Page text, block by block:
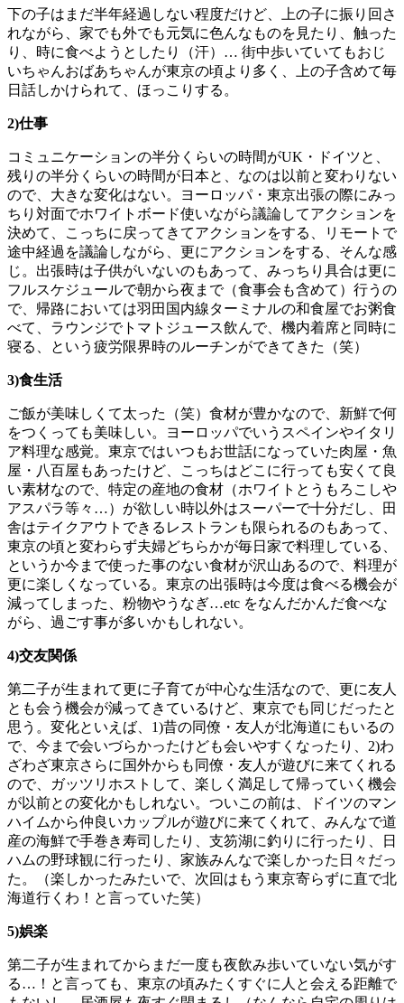
下の子はまだ半年経過しない程度だけど、上の子に振り回さ
れながら、家でも外でも元気に色んなものを見たり、触った
り、時に食べようとしたり（汗）… 街中歩いていてもおじ
いちゃんおばあちゃんが東京の頃より多く、上の子含めて毎
日話しかけられて、ほっこりする。
2)仕事
コミュニケーションの半分くらいの時間がUK・ドイツと、
残りの半分くらいの時間が日本と、なのは以前と変わりない
ので、大きな変化はない。ヨーロッパ・東京出張の際にみっ
ちり対面でホワイトボード使いながら議論してアクションを
決めて、こっちに戻ってきてアクションをする、リモートで
途中経過を議論しながら、更にアクションをする、そんな感
じ。出張時は子供がいないのもあって、みっちり具合は更に
フルスケジュールで朝から夜まで（食事会も含めて）行うの
で、帰路においては羽田国内線ターミナルの和食屋でお粥食
べて、ラウンジでトマトジュース飲んで、機内着席と同時に
寝る、という疲労限界時のルーチンができてきた（笑）
3)食生活
ご飯が美味しくて太った（笑）食材が豊かなので、新鮮で何
をつくっても美味しい。ヨーロッパでいうスペインやイタリ
ア料理な感覚。東京ではいつもお世話になっていた肉屋・魚
屋・八百屋もあったけど、こっちはどこに行っても安くて良
い素材なので、特定の産地の食材（ホワイトとうもろこしや
アスパラ等々…）が欲しい時以外はスーパーで十分だし、田
舎はテイクアウトできるレストランも限られるのもあって、
東京の頃と変わらず夫婦どちらかが毎日家で料理している、
というか今まで使った事のない食材が沢山あるので、料理が
更に楽しくなっている。東京の出張時は今度は食べる機会が
減ってしまった、粉物やうなぎ…etc をなんだかんだ食べな
がら、過ごす事が多いかもしれない。
4)交友関係
第二子が生まれて更に子育てが中心な生活なので、更に友人
とも会う機会が減ってきているけど、東京でも同じだったと
思う。変化といえば、1)昔の同僚・友人が北海道にもいるの
で、今まで会いづらかったけども会いやすくなったり、2)わ
ざわざ東京さらに国外からも同僚・友人が遊びに来てくれる
ので、ガッツリホストして、楽しく満足して帰っていく機会
が以前との変化かもしれない。ついこの前は、ドイツのマン
ハイムから仲良いカップルが遊びに来てくれて、みんなで道
産の海鮮で手巻き寿司したり、支笏湖に釣りに行ったり、日
ハムの野球観に行ったり、家族みんなで楽しかった日々だっ
た。（楽しかったみたいで、次回はもう東京寄らずに直で北
海道行くわ！と言っていた笑）
5)娯楽
第二子が生まれてからまだ一度も夜飲み歩いていない気がす
る…！と言っても、東京の頃みたくすぐに人と会える距離で